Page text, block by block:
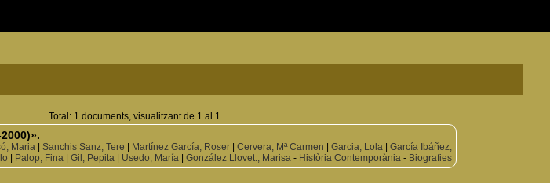
Total: 1 documents, visualitzant de 1 al 1
Maria |Sanchis Sanz, Tere Martínez García, Roser |Cervera, Mª Carmen |Garcia, Lola |García Ibáñez,
Palop, Fina |Gil, Pepita Usedo, María |González Llovet., Marisa - Història Contemporània - Biografies